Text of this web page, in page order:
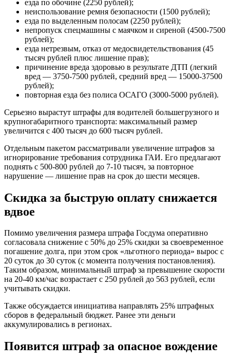
езда по обочине (2250 рублей);
неиспользование ремня безопасности (1500 рублей);
езда по выделенным полосам (2250 рублей);
непропуск спецмашины с маячком и сиреной (4500-7500
рублей);
езда нетрезвым, отказ от медосвидетельствования (45
тысяч рублей плюс лишение прав);
причинение вреда здоровью в результате ДТП (легкий
вред — 3750-7500 рублей, средний вред — 15000-37500
рублей);
повторная езда без полиса ОСАГО (3000-5000 рублей).
Серьезно вырастут штрафы для водителей большегрузного и
крупногабаритного транспорта: максимальный размер
увеличится с 400 тысяч до 600 тысяч рублей.
Отдельным пакетом рассматривали увеличение штрафов за
игнорирование требования сотрудника ГАИ. Его предлагают
поднять с 500-800 рублей до 7-10 тысяч, за повторное
нарушение — лишение прав на срок до шести месяцев.
Скидка за быструю оплату снижается
вдвое
Помимо увеличения размера штрафа Госдума оперативно
согласовала снижение с 50% до 25% скидки за своевременное
погашение долга, при этом срок «льготного периода» вырос с
20 суток до 30 суток (с момента получения постановления).
Таким образом, минимальный штраф за превышение скорости
на 20-40 км/час возрастает с 250 рублей до 563 рублей, если
учитывать скидки.
Также обсуждается инициатива направлять 25% штрафных
сборов в федеральный бюджет. Ранее эти деньги
аккумулировались в регионах.
Появится штраф за опасное вождение